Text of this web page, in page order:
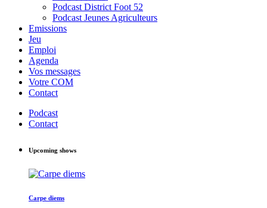
Podcast District Foot 52
Podcast Jeunes Agriculteurs
Emissions
Jeu
Emploi
Agenda
Vos messages
Votre COM
Contact
Podcast
Contact
Upcoming shows
Carpe diems